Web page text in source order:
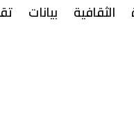
الثقافية بيانات